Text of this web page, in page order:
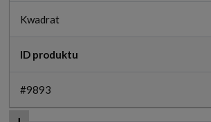
Kwadrat
ID produktu
#9893